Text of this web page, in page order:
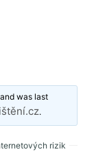
was last
.
rizik